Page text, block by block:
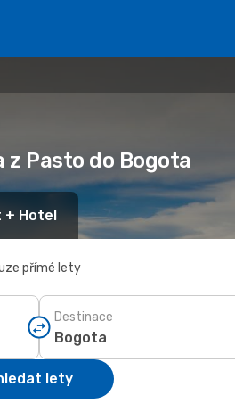
Pasto do Bogota
+ Hotel
přímé lety
Destinace
lety